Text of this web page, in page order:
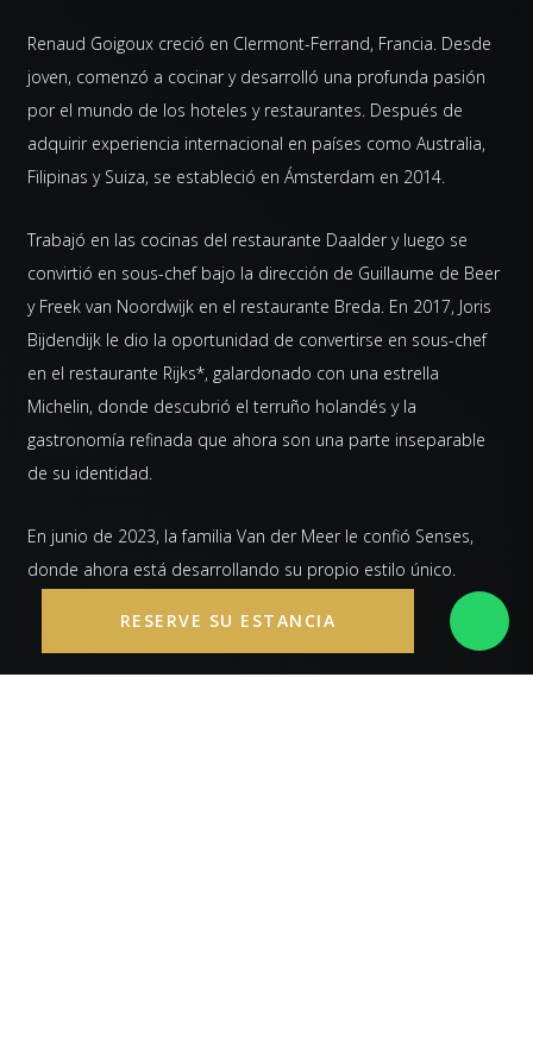
RESERVE SU ESTANCIA
Renaud Goigoux creció en Clermont-Ferrand, Francia. Desde
joven, comenzó a cocinar y desarrolló una profunda pasión
por el mundo de los hoteles y restaurantes. Después de
adquirir experiencia internacional en países como Australia,
Filipinas y Suiza, se estableció en Ámsterdam en 2014.
Trabajó en las cocinas del restaurante Daalder y luego se
convirtió en sous-chef bajo la dirección de Guillaume de Beer
y Freek van Noordwijk en el restaurante Breda. En 2017, Joris
Bijdendijk le dio la oportunidad de convertirse en sous-chef
en el restaurante Rijks*, galardonado con una estrella
Michelin, donde descubrió el terruño holandés y la
gastronomía refinada que ahora son una parte inseparable
de su identidad.
En junio de 2023, la familia Van der Meer le confió Senses,
donde ahora está desarrollando su propio estilo único.